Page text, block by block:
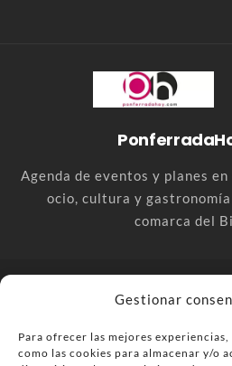
Gestionar
Para ofrecer las mejores
como las cookies para almacenar y/o
Agenda de eventos y planes
ocio, cultura y
comarca del
comarca del
Anúnciate
Más